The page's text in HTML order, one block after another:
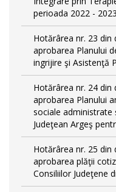
perioada 2022 - 2023
Hotărârea nr. 23 din
aprobarea Planului
ingrijire şi Asistenţă
Hotărârea nr. 24 din
aprobarea Planului
sociale administrate
Judeţean Argeş
Hotărârea nr. 25 din
aprobarea plăţii
Consiliilor Judeţene